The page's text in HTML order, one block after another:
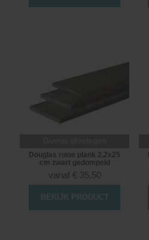
Douglas ruwe plank 2,2x25
cm zwart gedompeld
vanaf € 35,50
BEKIJK PRODUCT